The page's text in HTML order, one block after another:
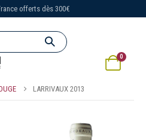
offerts dès 300€
0
LARRIVAUX 2013